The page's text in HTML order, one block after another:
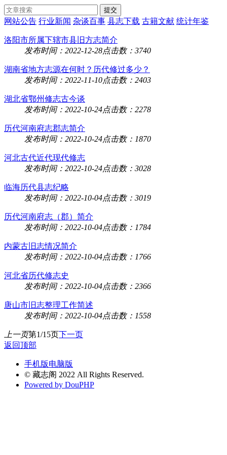
网站公告 行业新闻 杂谈百事 县志下载 古籍文献 统计年鉴
洛阳市所属下辖市县旧方志简介
发布时间：2022-12-28点击数：3740
湖南省地方志源在何时？历代修过多少？
发布时间：2022-11-10点击数：2403
​湖北省鄂州修志古今谈
发布时间：2022-10-24点击数：2278
历代河南府志郡志简介
发布时间：2022-10-24点击数：1870
河北古代近代现代修志
发布时间：2022-10-24点击数：3028
临海历代县志纪略
发布时间：2022-10-04点击数：3019
历代河南府志（郡）简介
发布时间：2022-10-04点击数：1784
内蒙古旧志情况简介
发布时间：2022-10-04点击数：1766
河北省历代修志史
发布时间：2022-10-04点击数：2366
唐山市旧志整理工作简述
发布时间：2022-10-04点击数：1558
上一页第1/15页下一页
返回顶部
手机版电脑版
© 藏志阁 2022 All Rights Reserved.
Powered by DouPHP